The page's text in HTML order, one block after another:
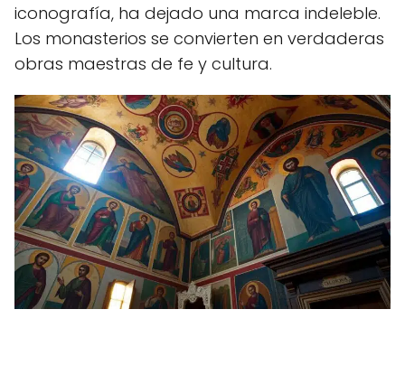
iconografía, ha dejado una marca indeleble.
Los monasterios se convierten en verdaderas
obras maestras de fe y cultura.